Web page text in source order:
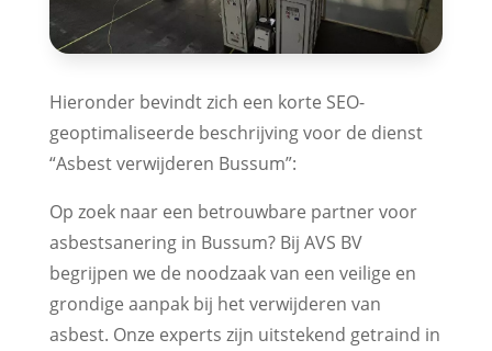
Hieronder bevindt zich een korte SEO-
geoptimaliseerde beschrijving voor de dienst
“Asbest verwijderen Bussum”:
Op zoek naar een betrouwbare partner voor
asbestsanering in Bussum? Bij AVS BV
begrijpen we de noodzaak van een veilige en
grondige aanpak bij het verwijderen van
asbest. Onze experts zijn uitstekend getraind in